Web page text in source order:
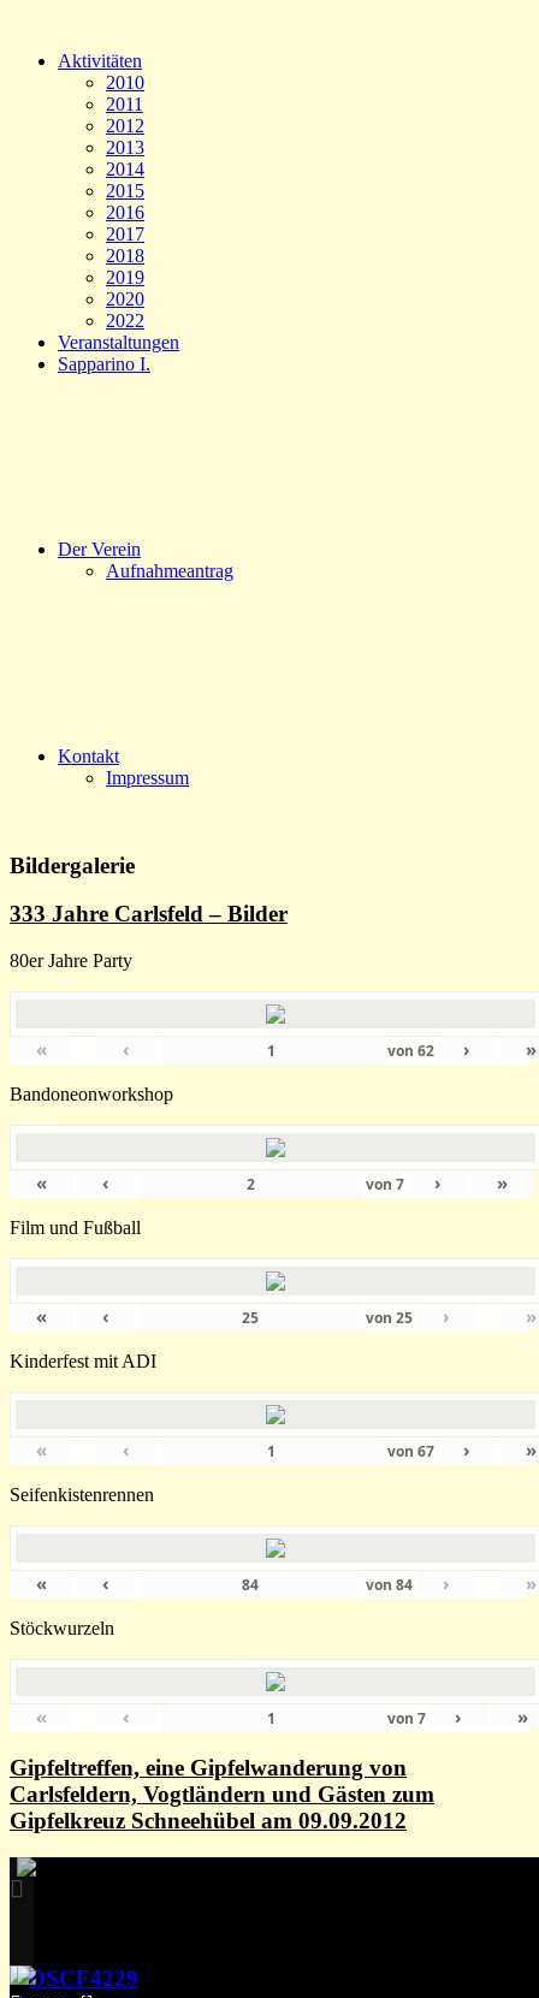
Aktivitäten
2010
2011
2012
2013
2014
2015
2016
2017
2018
2019
2020
2022
Veranstaltungen
Sapparino I.
Der Verein
Aufnahmeantrag
Kontakt
Impressum
Bildergalerie
333 Jahre Carlsfeld – Bilder
80er Jahre Party
« ‹ von 62 › »
Bandoneonworkshop
« ‹ von7 › »
Film und Fußball
« ‹ von25 › »
Kinderfest mit ADI
« ‹ von 67 › »
Seifenkistenrennen
« ‹ von84 › »
Stöckwurzeln
« ‹ von 7 › »
Gipfeltreffen, eine Gipfelwanderung von
Carlsfeldern, Vogtländern und Gästen zum
Gipfelkreuz Schneehübel am 09.09.2012